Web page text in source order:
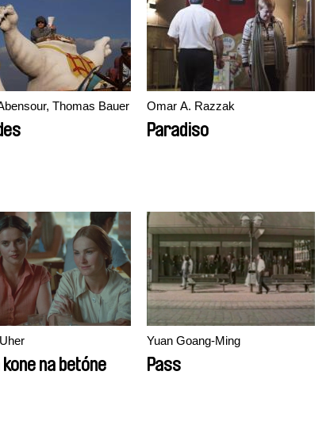
Thomas Bauer Omar A. Razzak
Paradiso
kone na betóne
Yuan Goang-Ming
Pass